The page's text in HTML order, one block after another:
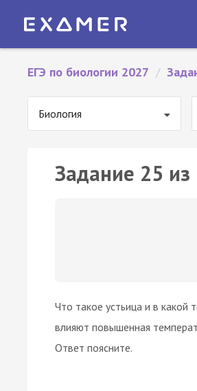
ЕГЭ по биологии 2027 /
Биология
Задание 25 из
Что такое устьица и в какой
влияют повышенная
Ответ поясните.